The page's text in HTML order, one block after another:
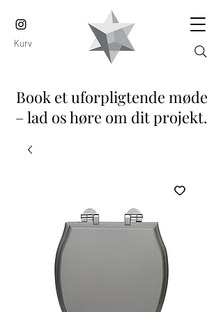
Kurv
Book et uforpligtende møde
– lad os høre om dit projekt.